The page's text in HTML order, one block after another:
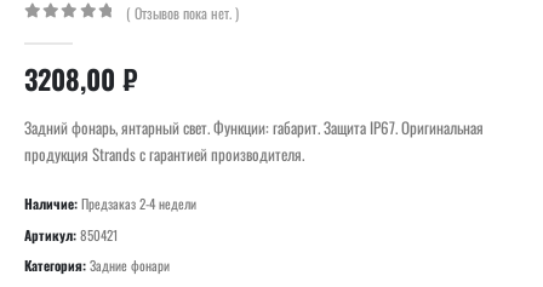
( Отзывов пока нет. )
3208,00 ₽
Задний фонарь, янтарный свет. Функции: габарит. Защита IP67. Оригинальная
продукция Strands с гарантией производителя.
Наличие:Предзаказ 2-4 недели
Артикул:850421
Категория:Задние фонари